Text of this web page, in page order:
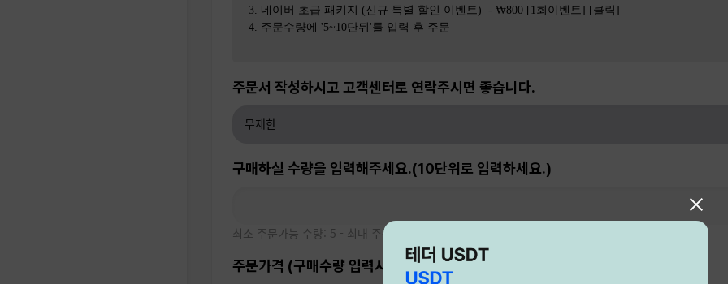
3. 네이버 초급 패키지 (신규 특별 할인 이벤트) - ₩800 [1회이벤트] [클릭]
4. 주문수량에 '5~10단뒤'를 입력 후 주문
주문서 작성하시고 고객센터로 연락주시면 좋습니다.
구매하실 수량을 입력해주세요.(10단위로 입력하세요.)
최소 주문가능 수량: 5 - 최대 주문가능 수량: 10
주문가격 (구매수량 입력시 자동으로 계산됩니다.)